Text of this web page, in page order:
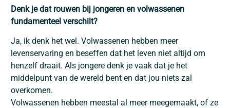
Denk je dat rouwen bij jongeren en volwassenen
fundamenteel verschilt?
Ja, ik denk het wel. Volwassenen hebben meer
levenservaring en beseffen dat het leven niet altijd om
henzelf draait. Als jongere denk je vaak dat je het
middelpunt van de wereld bent en dat jou niets zal
overkomen.
Volwassenen hebben meestal al meer meegemaakt, of ze